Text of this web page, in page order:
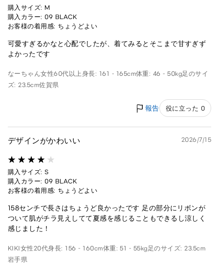
購入サイズ: M
購入カラー: 09 BLACK
お客様の着用感: ちょうどよい
可愛すぎるかなと心配でしたが、着てみるとそこまで甘すぎず
よかったです
なーちゃん女性60代以上身長: 161 - 165cm体重: 46 - 50kg足のサイ
ズ: 23.5cm佐賀県
報告 役に立った 0
デザインがかわいい 2026/7/15
購入サイズ: S
購入カラー: 09 BLACK
お客様の着用感: ちょうどよい
158センチで長さはちょうど良かったです 足の部分にリボンが
ついて肌がチラ見えしてて夏感を感じることもできるし涼しく
感じました！
KIKI女性20代身長: 156 - 160cm体重: 51 - 55kg足のサイズ: 23.5cm
岩手県